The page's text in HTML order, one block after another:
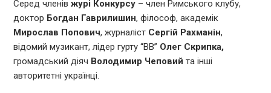
Серед членів журі Конкурсу– член Римського клубу,
доктор Богдан Гаврилишин, філософ, академік
Мирослав Попович, журналіст Сергій Рахманін,
відомий музикант, лідер гурту “ВВ” Олег Скрипка,
громадський діяч Володимир Чеповий та інші
авторитетні українці.